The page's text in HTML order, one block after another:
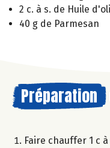
2 c. à s. de Huile
40 g de Parmesan
Préparation
Faire chauffer 1 c